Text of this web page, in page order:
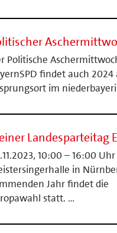
Politische
findet auch 2024
im
Landesparteitag
10:00 – 16:00 Uhr
in
Jahr findet die
statt. …